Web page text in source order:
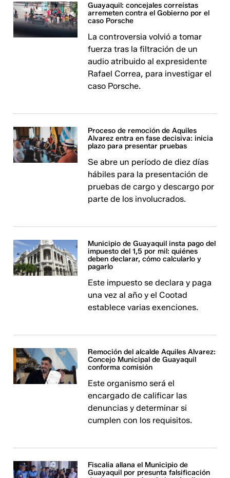
Guayaquil: concejales correístas
arremeten contra el Gobierno por el
caso Porsche
La controversia volvió a tomar
fuerza tras la filtración de un
audio atribuido al expresidente
Rafael Correa, para investigar el
caso Porsche.
Proceso de remoción de Aquiles
Alvarez entra en fase decisiva: inicia
plazo para presentar pruebas
Se abre un período de diez días
hábiles para la presentación de
pruebas de cargo y descargo por
parte de los involucrados.
Municipio de Guayaquil insta pago del
impuesto del 1,5 por mil: quiénes
deben declarar, cómo calcularlo y
pagarlo
Este impuesto se declara y paga
una vez al año y el Cootad
establece varias exenciones.
Remoción del alcalde Aquiles Alvarez:
Concejo Municipal de Guayaquil
conforma comisión
Este organismo será el
encargado de calificar las
denuncias y determinar si
cumplen con los requisitos.
Fiscalía allana el Municipio de
Guayaquil por presunta falsificación